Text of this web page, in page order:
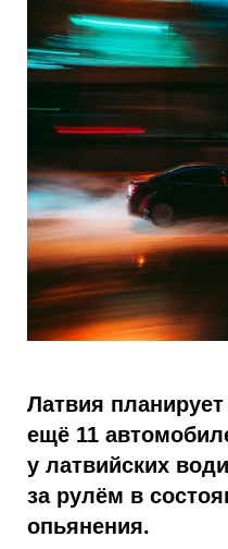
Латвия
ещё 11
у латвийских
за рулём в
опьянения.